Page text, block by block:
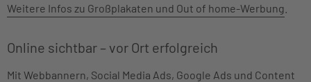
Weitere Infos zu Großplakaten und Out of home-Werbung
Online sichtbar – vor Ort erfolgreich
Mit Webbannern, Social Media Ads, Google Ads und Content